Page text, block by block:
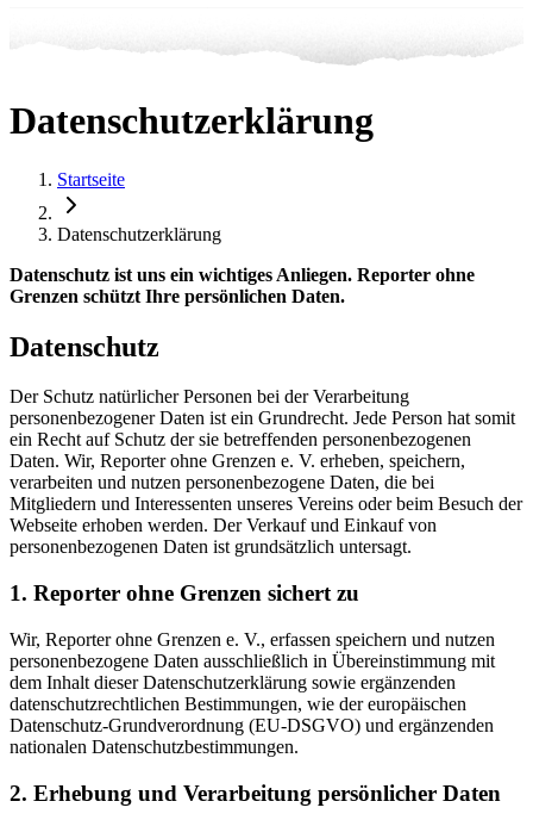
Datenschutzerklärung
Startseite
Datenschutzerklärung
Datenschutz ist uns ein wichtiges Anliegen. Reporter ohne
Grenzen schützt Ihre persönlichen Daten.
Datenschutz
Der Schutz natürlicher Personen bei der Verarbeitung
personenbezogener Daten ist ein Grundrecht. Jede Person hat somit
ein Recht auf Schutz der sie betreffenden personenbezogenen
Daten. Wir, Reporter ohne Grenzen e. V. erheben, speichern,
verarbeiten und nutzen personenbezogene Daten, die bei
Mitgliedern und Interessenten unseres Vereins oder beim Besuch der
Webseite erhoben werden. Der Verkauf und Einkauf von
personenbezogenen Daten ist grundsätzlich untersagt.
1. Reporter ohne Grenzen sichert zu
Wir, Reporter ohne Grenzen e. V., erfassen speichern und nutzen
personenbezogene Daten ausschließlich in Übereinstimmung mit
dem Inhalt dieser Datenschutzerklärung sowie ergänzenden
datenschutzrechtlichen Bestimmungen, wie der europäischen
Datenschutz-Grundverordnung (EU-DSGVO) und ergänzenden
nationalen Datenschutzbestimmungen.
2. Erhebung und Verarbeitung persönlicher Daten